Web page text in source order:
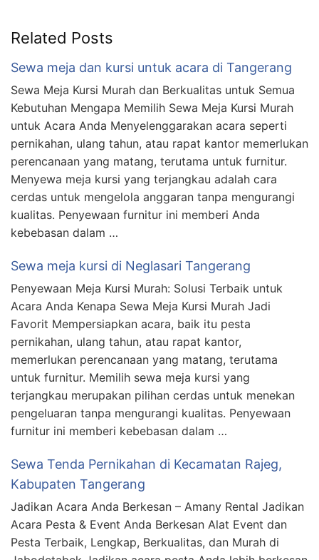
Related Posts
Sewa meja dan kursi untuk acara di Tangerang
Sewa Meja Kursi Murah dan Berkualitas untuk Semua
Kebutuhan Mengapa Memilih Sewa Meja Kursi Murah
untuk Acara Anda Menyelenggarakan acara seperti
pernikahan, ulang tahun, atau rapat kantor memerlukan
perencanaan yang matang, terutama untuk furnitur.
Menyewa meja kursi yang terjangkau adalah cara
cerdas untuk mengelola anggaran tanpa mengurangi
kualitas. Penyewaan furnitur ini memberi Anda
kebebasan dalam …
Sewa meja kursi di Neglasari Tangerang
Penyewaan Meja Kursi Murah: Solusi Terbaik untuk
Acara Anda Kenapa Sewa Meja Kursi Murah Jadi
Favorit Mempersiapkan acara, baik itu pesta
pernikahan, ulang tahun, atau rapat kantor,
memerlukan perencanaan yang matang, terutama
untuk furnitur. Memilih sewa meja kursi yang
terjangkau merupakan pilihan cerdas untuk menekan
pengeluaran tanpa mengurangi kualitas. Penyewaan
furnitur ini memberi kebebasan dalam …
Sewa Tenda Pernikahan di Kecamatan Rajeg,
Kabupaten Tangerang
Jadikan Acara Anda Berkesan – Amany Rental Jadikan
Acara Pesta & Event Anda Berkesan Alat Event dan
Pesta Terbaik, Lengkap, Berkualitas, dan Murah di